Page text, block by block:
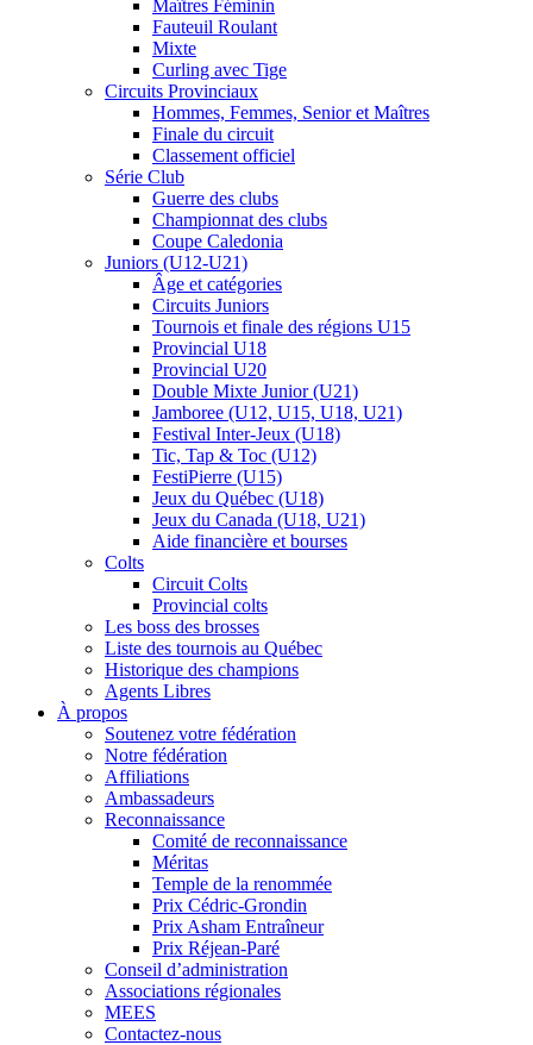
Maîtres Féminin
Fauteuil Roulant
Mixte
Curling avec Tige
Circuits Provinciaux
Hommes, Femmes, Senior et Maîtres
Finale du circuit
Classement officiel
Série Club
Guerre des clubs
Championnat des clubs
Coupe Caledonia
Juniors (U12-U21)
Âge et catégories
Circuits Juniors
Tournois et finale des régions U15
Provincial U18
Provincial U20
Double Mixte Junior (U21)
Jamboree (U12, U15, U18, U21)
Festival Inter-Jeux (U18)
Tic, Tap & Toc (U12)
FestiPierre (U15)
Jeux du Québec (U18)
Jeux du Canada (U18, U21)
Aide financière et bourses
Colts
Circuit Colts
Provincial colts
Les boss des brosses
Liste des tournois au Québec
Historique des champions
Agents Libres
À propos
Soutenez votre fédération
Notre fédération
Affiliations
Ambassadeurs
Reconnaissance
Comité de reconnaissance
Méritas
Temple de la renommée
Prix Cédric-Grondin
Prix Asham Entraîneur
Prix Réjean-Paré
Conseil d’administration
Associations régionales
MEES
Contactez-nous